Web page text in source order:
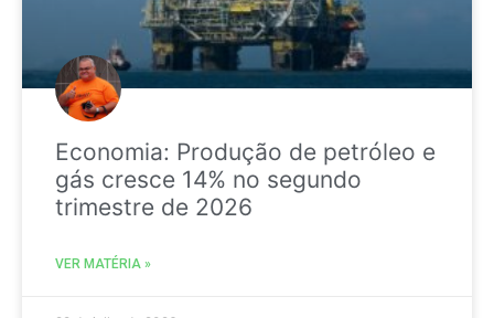
Economia: Produção de petróleo e
gás cresce 14% no segundo
trimestre de 2026
VER MATÉRIA »